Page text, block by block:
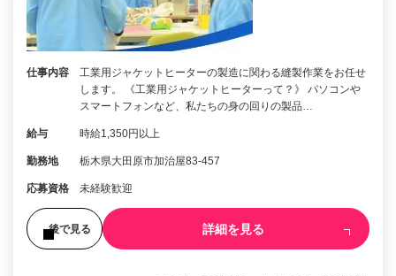
仕事内容
工業用ジャケットヒーターの製造に関わる縫製作業をお任せ
します。 《工業用ジャケットヒーターって？》 パソコンや
スマートフォンなど、私たちの身の回りの製品…
給与 時給1,350円以上
勤務地 栃木県大田原市加治屋83-457
応募資格 未経験歓迎
後で見る 詳細を見る